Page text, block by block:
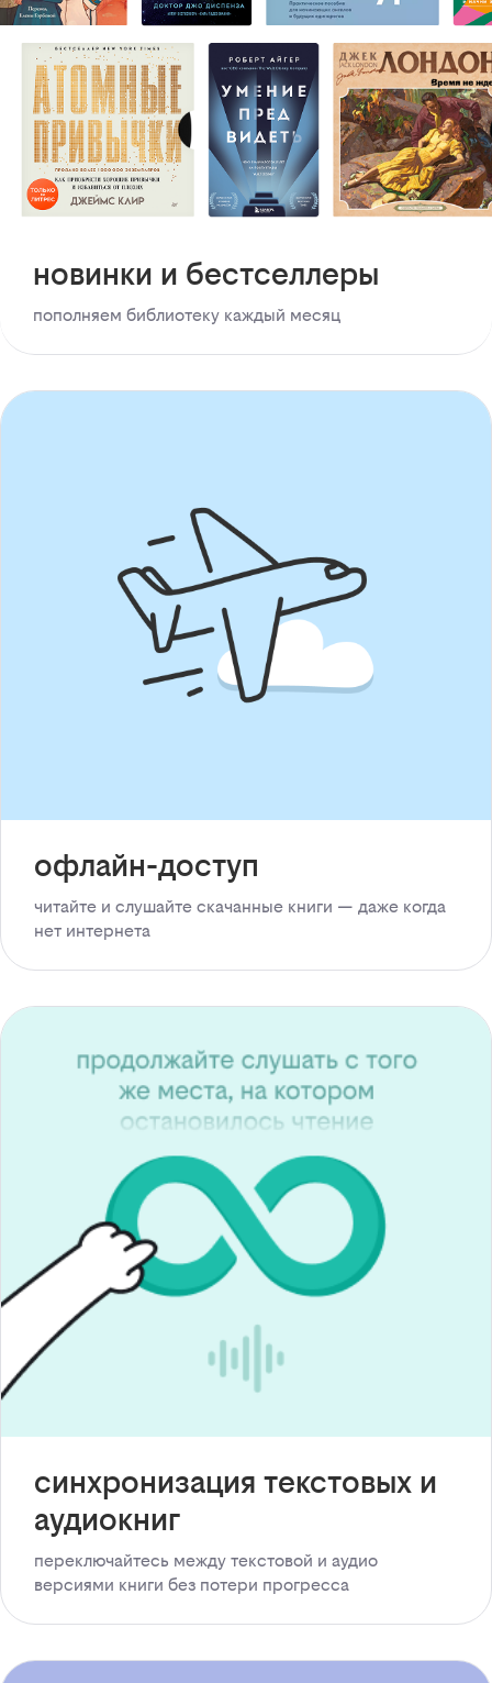
новинки и бестселлеры
пополняем библиотеку каждый месяц
офлайн-доступ
читайте и слушайте скачанные книги — даже когда
нет интернета
синхронизация текстовых и
аудиокниг
переключайтесь между текстовой и аудио
версиями книги без потери прогресса